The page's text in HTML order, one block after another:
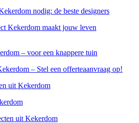
nodig: de beste designers
Kekerdom maakt jouw leven
– voor een knappere tuin
– Stel een offerteaanvraag op!
uit Kekerdom
uit Kekerdom